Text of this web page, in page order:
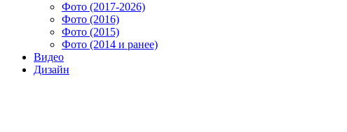
Фото (2017-2026)
Фото (2016)
Фото (2015)
Фото (2014 и ранее)
Видео
Дизайн